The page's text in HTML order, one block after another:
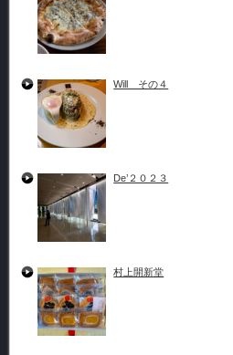
Will その４
De’２０２３
村上開新堂